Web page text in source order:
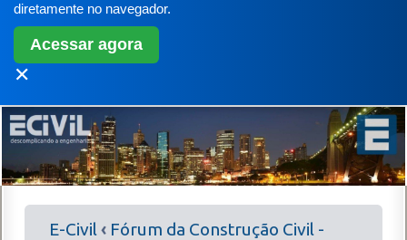
diretamente no navegador.
Acessar agora
✕
E-Civil‹ Fórum da Construção Civil -